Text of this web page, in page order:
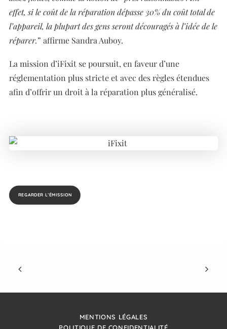
effet, si le coût de la réparation dépasse 30% du coût total de
l’appareil, la plupart des gens seront découragés à l’idée de le
réparer.” affirme Sandra Auboy.
La mission d’iFixit se poursuit, en faveur d’une
réglementation plus stricte et avec des règles étendues
afin d’offrir un droit à la réparation plus généralisé.
REGARDER L’ÉMISSION
MENTIONS LÉGALES